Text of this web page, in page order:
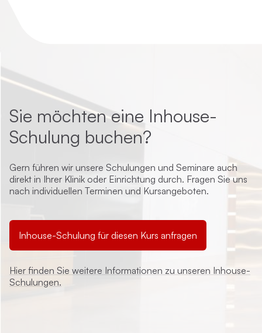
Sie möchten eine Inhouse-
Schulung buchen?
Gern führen wir unsere Schulungen und Seminare auch
direkt in Ihrer Klinik oder Einrichtung durch. Fragen Sie uns
nach individuellen Terminen und Kursangeboten.
Inhouse-Schulung für diesen Kurs anfragen
Hier finden Sie weitere Informationen zu unseren Inhouse-
Schulungen.